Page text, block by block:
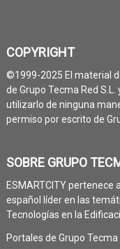
COPYRIGHT
©1999-2025 El material
de Grupo Tecma Red
utilizarlo de ninguna
permiso por escrito de
SOBRE GRUPO
ESMARTCITY pertenece a
español líder en las
Tecnologías en la
Portales de Grupo Tecma